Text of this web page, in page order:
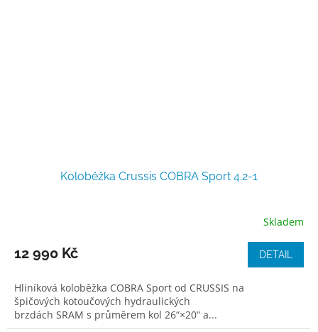
Koloběžka Crussis COBRA Sport 4.2-1
Skladem
12 990 Kč DETAIL
Hliníková koloběžka COBRA Sport od CRUSSIS na
špičových kotoučových hydraulických
brzdách SRAM s průměrem kol 26“×20“ a...